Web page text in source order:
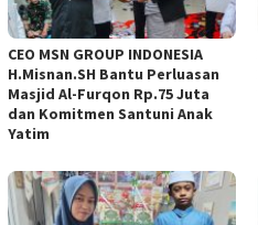
CEO MSN GROUP INDONESIA
H.Misnan.SH Bantu Perluasan
Masjid Al-Furqon Rp.75 Juta
dan Komitmen Santuni Anak
Yatim